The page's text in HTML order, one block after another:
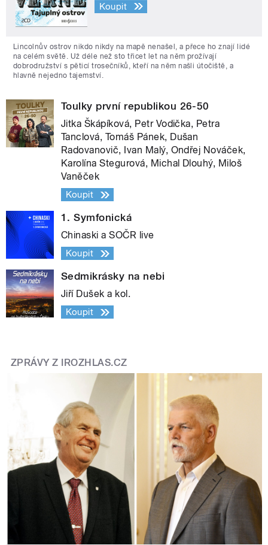
Koupit
Lincolnův ostrov nikdo nikdy na mapě nenašel, a přece ho znají lidé
na celém světě. Už déle než sto třicet let na něm prožívají
dobrodružství s pěticí trosečníků, kteří na něm našli útočiště, a
hlavně nejedno tajemství.
Toulky první republikou 26-50
Jitka Škápíková, Petr Vodička, Petra
Tanclová, Tomáš Pánek, Dušan
Radovanovič, Ivan Malý, Ondřej Nováček,
Karolína Stegurová, Michal Dlouhý, Miloš
Vaněček
Koupit
1. Symfonická
Chinaski a SOČR live
Koupit
Sedmikrásky na nebi
Jiří Dušek a kol.
Koupit
ZPRÁVY Z IROZHLAS.CZ